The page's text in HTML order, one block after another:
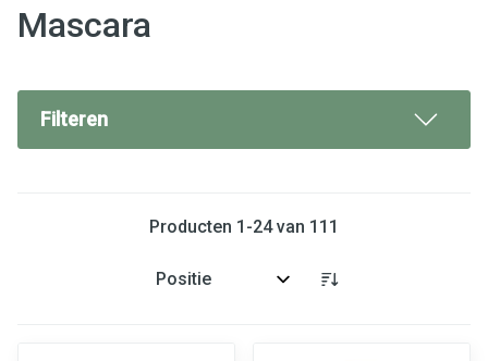
Mascara
Filteren
Producten 1 -24van 111
Sorteer op: